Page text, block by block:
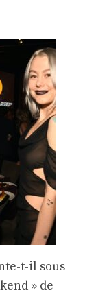
t-il sous
» de